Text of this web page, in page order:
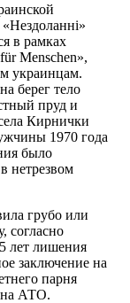
в рамках
Menschen»,
украинцам.
берег тело
пруд и
Кирнички
1970 года
было
нетрезвом
грубо или
согласно
лет лишения
заключение на
парня
АТО.